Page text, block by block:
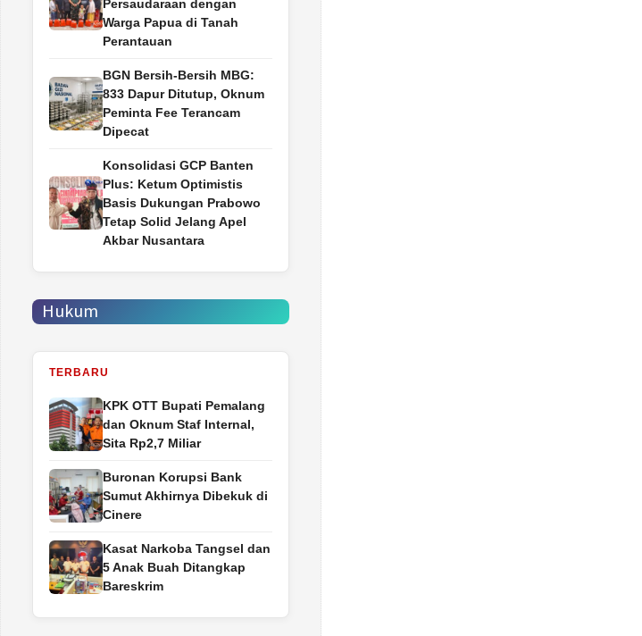
Persaudaraan dengan
Warga Papua di Tanah
Perantauan
BGN Bersih-Bersih MBG:
833 Dapur Ditutup, Oknum
Peminta Fee Terancam
Dipecat
Konsolidasi GCP Banten
Plus: Ketum Optimistis
Basis Dukungan Prabowo
Tetap Solid Jelang Apel
Akbar Nusantara
Hukum
TERBARU
‎KPK OTT Bupati Pemalang
dan Oknum Staf Internal,
Sita Rp2,7 Miliar
Buronan Korupsi Bank
Sumut Akhirnya Dibekuk di
Cinere
Kasat Narkoba Tangsel dan
5 Anak Buah Ditangkap
Bareskrim